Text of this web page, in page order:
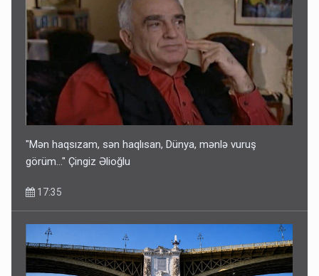
"Mən haqsızam, sən haqlısan, Dünya, mənlə vuruş
görüm..." Çingiz Əlioğlu
17:35